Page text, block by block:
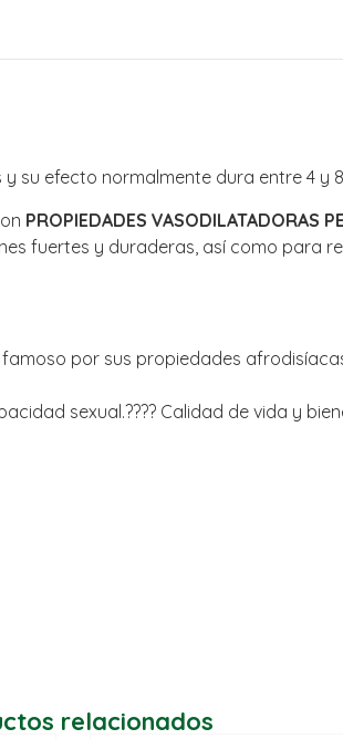
su efecto normalmente dura entre 4 y
PROPIEDADES VASODILATADORAS
fuertes y duraderas, así como para
por sus propiedades
sexual.???? Calidad de vida y
relacionados